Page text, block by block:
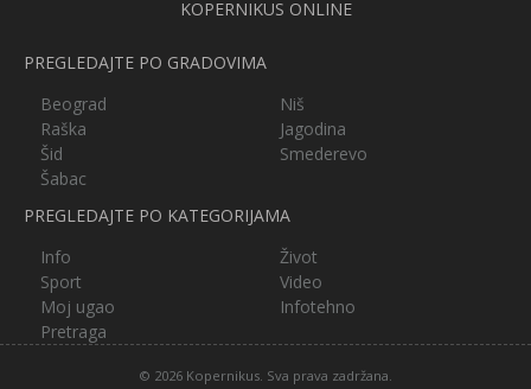
KOPERNIKUS ONLINE
PREGLEDAJTE PO GRADOVIMA
Beograd
Niš
Raška
Jagodina
Šid
Smederevo
Šabac
PREGLEDAJTE PO KATEGORIJAMA
Info
Život
Sport
Video
Moj ugao
Infotehno
Pretraga
© 2026 Kopernikus. Sva prava zadržana.